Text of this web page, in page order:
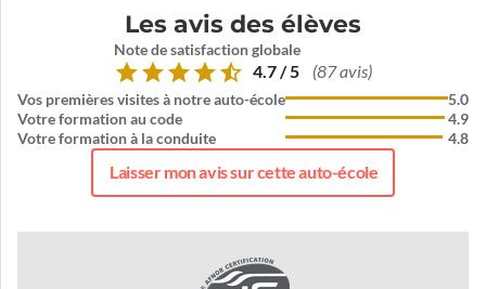
Les avis des élèves
Note de satisfaction globale
4.7 / 5 (87 avis)
Vos premières visites à notre auto-école
Votre formation au code
Votre formation à la conduite
5.0
4.9
4.8
Laisser mon avis sur cette auto-école